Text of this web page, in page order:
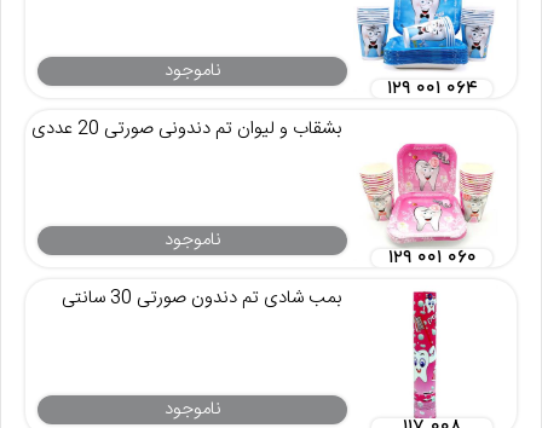
ناموجود
۱۲۹ ۰۰۱ ۰۶۴
بشقاب و لیوان تم دندونی صورتی 20 عددی
ناموجود
۱۲۹ ۰۰۱ ۰۶۰
بمب شادی تم دندون صورتی 30 سانتی
ناموجود